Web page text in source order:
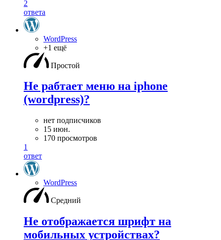
2
ответа
WordPress
+1 ещё
Простой
Не рабтает меню на iphone
(wordpress)?
нет подписчиков
15 июн.
170 просмотров
1
ответ
WordPress
Средний
Не отображается шрифт на
мобильных устройствах?